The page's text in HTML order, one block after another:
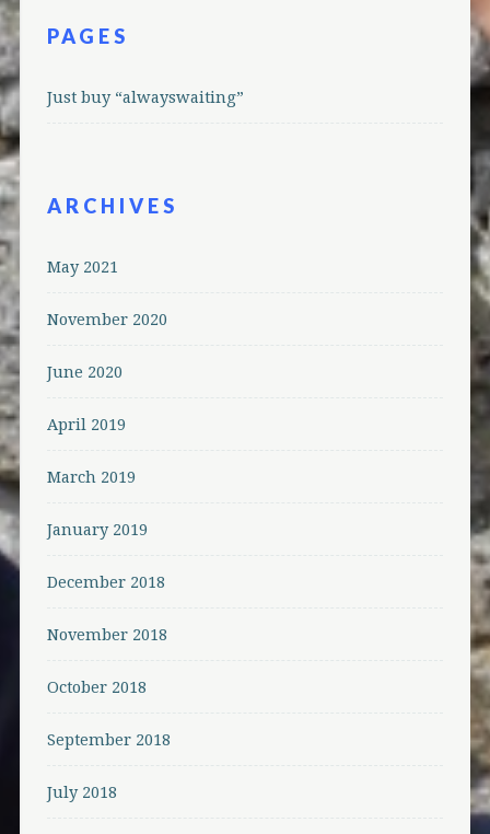
PAGES
Just buy “alwayswaiting”
ARCHIVES
May 2021
November 2020
June 2020
April 2019
March 2019
January 2019
December 2018
November 2018
October 2018
September 2018
July 2018